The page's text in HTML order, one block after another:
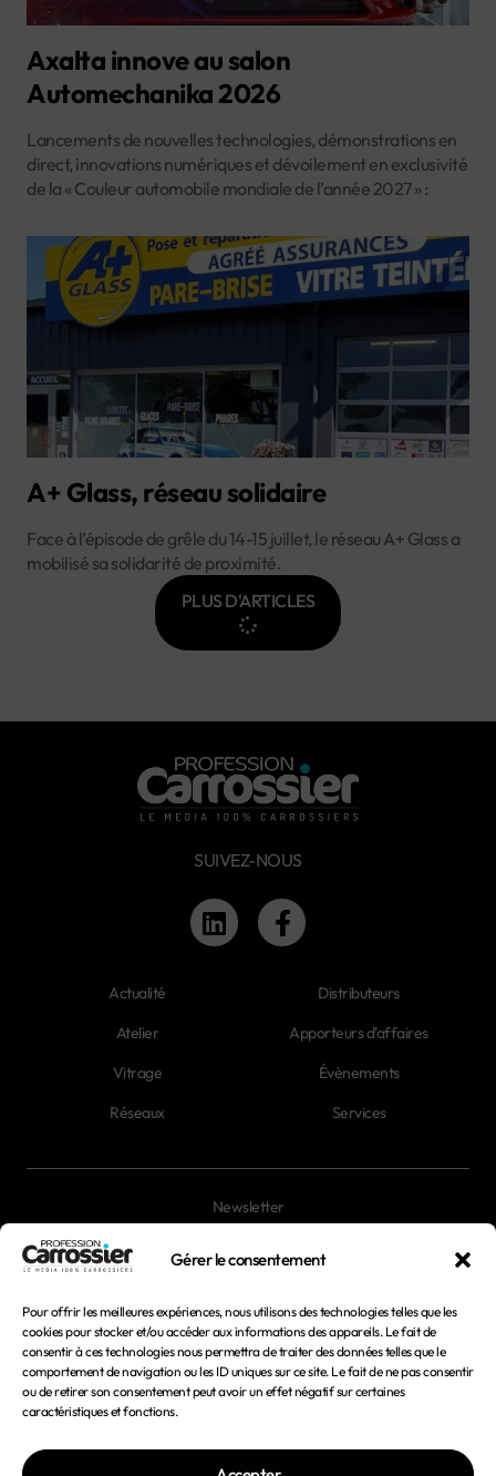
Gérer le consentement
Pour offrir les meilleures expériences, nous utilisons des technologies telles que les
cookies pour stocker et/ou accéder aux informations des appareils. Le fait de
consentir à ces technologies nous permettra de traiter des données telles que le
comportement de navigation ou les ID uniques sur ce site. Le fait de ne pas consentir
ou de retirer son consentement peut avoir un effet négatif sur certaines
caractéristiques et fonctions.
Axalta innove au salon
Automechanika 2026
Lancements de nouvelles technologies, démonstrations en
direct, innovations numériques et dévoilement en exclusivité
de la « Couleur automobile mondiale de l’année 2027 » :
A+ Glass, réseau solidaire
Face à l’épisode de grêle du 14-15 juillet, le réseau A+ Glass a
mobilisé sa solidarité de proximité.
PLUS D'ARTICLES
SUIVEZ-NOUS
Actualité
Atelier
Vitrage
Réseaux
Distributeurs
Apporteurs d'affaires
Évènements
Services
Newsletter
Mentions légales
Conditions générales d'utilisation
Conditions générales de vente